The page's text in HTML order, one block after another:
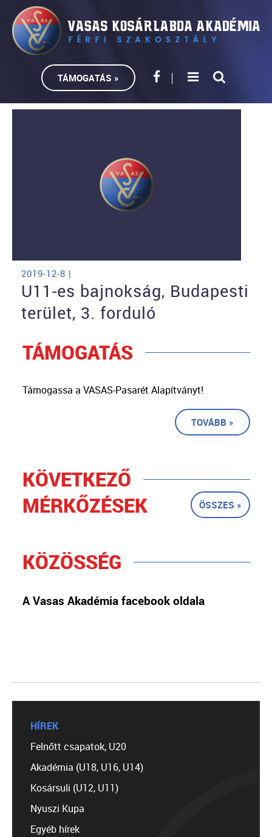
TÁMOGATÁS »
2019-12-8 |
U11-es bajnokság, Budapesti
terület, 3. forduló
TÁMOGATÁS
Támogassa a VASAS-Pasarét Alapítványt!
TOVÁBB »
KÖVETKEZŐ
MÉRKŐZÉSEK
ÖSSZES »
KÖZÖSSÉG
A Vasas Akadémia facebook oldala
HÍREK
Felnőtt csapatok, U20
Akadémia (U18, U16, U14)
Kosársuli (U12, U11)
Nyuszi Kupa
Egyéb hírek